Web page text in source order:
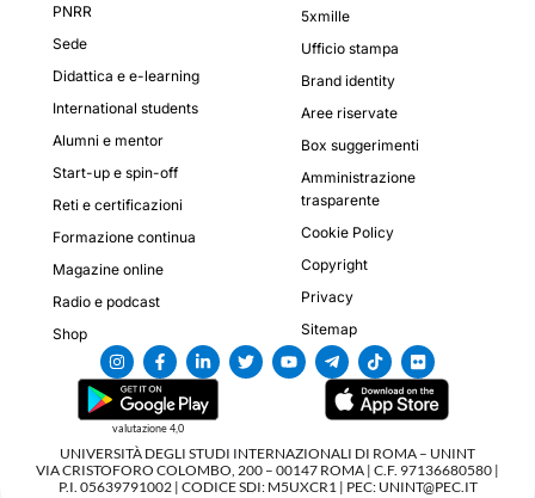
PNRR
Sede
Didattica e e-learning
International students
Alumni e mentor
Start-up e spin-off
Reti e certificazioni
Formazione continua
Magazine online
Radio e podcast
Shop
5xmille
Ufficio stampa
Brand identity
Aree riservate
Box suggerimenti
Amministrazione
trasparente
Cookie Policy
Copyright
Privacy
Sitemap
valutazione 4,0
UNIVERSITÀ DEGLI STUDI INTERNAZIONALI DI ROMA – UNINT
VIA CRISTOFORO COLOMBO, 200 – 00147 ROMA | C.F. 97136680580 |
P.I. 05639791002 | CODICE SDI: M5UXCR1 | PEC: UNINT@PEC.IT